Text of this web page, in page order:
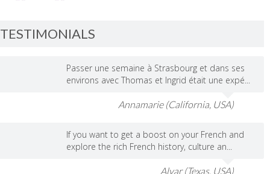
TESTIMONIALS
Passer une semaine à Strasbourg et dans ses
environs avec Thomas et Ingrid était une expé...
Annamarie (California, USA)
If you want to get a boost on your French and
explore the rich French history, culture an...
Alvar (Texas, USA)